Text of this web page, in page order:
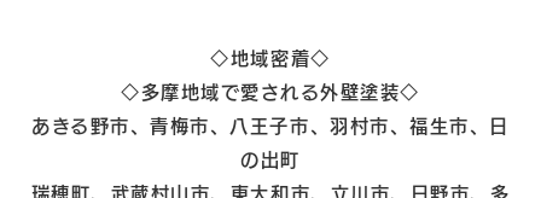
◇地域密着◇
◇多摩地域で愛される外壁塗装◇
あきる野市、青梅市、八王子市、羽村市、福生市、日
の出町
瑞穂町、武蔵村山市、東大和市、立川市、日野市、多